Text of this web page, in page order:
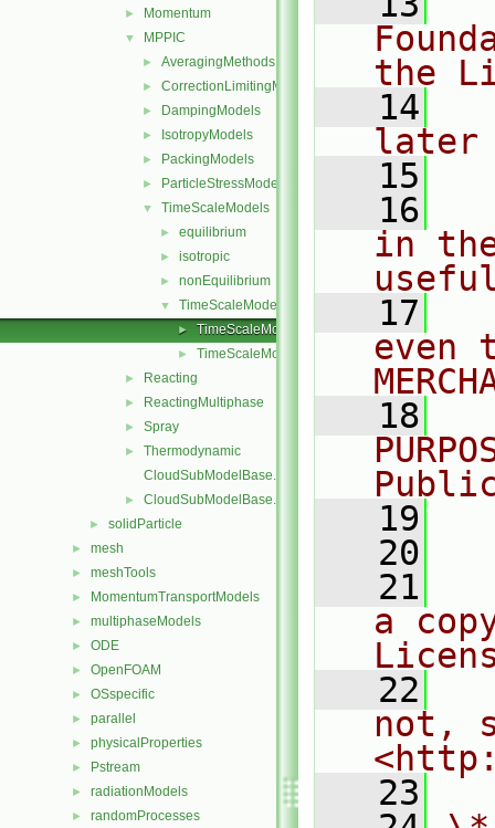
► Momentum
▼ MPPIC
► AveragingMethods
► CorrectionLimitingMethods
► DampingModels
► IsotropyModels
► PackingModels
► ParticleStressModels
▼ TimeScaleModels
► equilibrium
► isotropic
► nonEquilibrium
▼ TimeScaleModel
► TimeScaleModel.C
► TimeScaleModel.H
► Reacting
► ReactingMultiphase
► Spray
►
Thermodynamic
CloudSubModelBase.C
► CloudSubModelBase.H
► solidParticle
► mesh
► meshTools
► MomentumTransportModels
► multiphaseModels
► ODE
► OpenFOAM
► OSspecific
► parallel
► physicalProperties
► Pstream
► radiationModels
► randomProcesses
the
   14
later
   15
   16
in
   17
even
   18
   19
   20
   21
a
   22
not,
   23